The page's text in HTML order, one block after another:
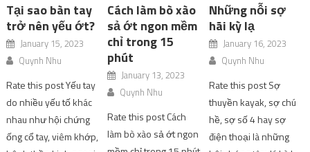
Tại sao bàn tay
trở nên yếu ớt?
January 15, 2023
Quynh Nhu
Rate this post Yếu tay
do nhiều yếu tố khác
nhau như hội chứng
ống cổ tay, viêm khớp,
Cách làm bò xào
sả ớt ngon mềm
chỉ trong 15
phút
January 13, 2023
Quynh Nhu
Rate this post Cách
làm bò xào sả ớt ngon
Những nỗi sợ
hãi kỳ lạ
January 16, 2023
Quynh Nhu
Rate this post Sợ
thuyền kayak, sợ chú
hề, sợ số 4 hay sợ
điện thoại là những